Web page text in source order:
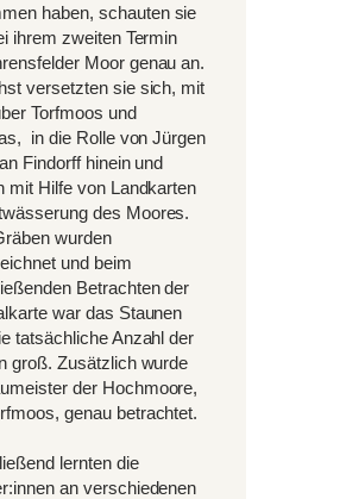
haben, schauten sie
ihrem zweiten Termin
Moor genau an.
versetzten sie sich, mit
Torfmoos und
in die Rolle von Jürgen
Findorff hinein und
mit Hilfe von Landkarten
des Moores.
wurden
und beim
Betrachten der
war das Staunen
tatsächliche Anzahl der
groß. Zusätzlich wurde
der Hochmoore,
genau betrachtet.
lernten die
an verschiedenen